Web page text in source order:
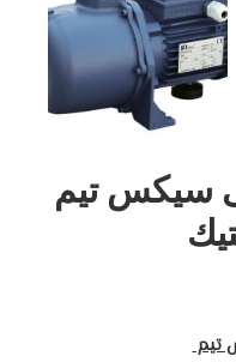
سيكس تيم
تيم